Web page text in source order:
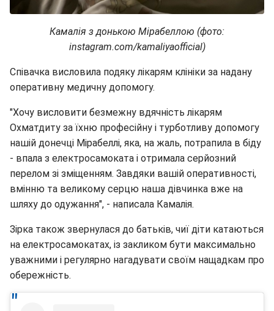
Камалія з донькою Мірабеллою (фото:
instagram.com/kamaliyaofficial)
Співачка висловила подяку лікарям клініки за надану
оперативну медичну допомогу.
"Хочу висловити безмежну вдячність лікарям
Охматдиту за їхню професійну і турботливу допомогу
нашій донечці Мірабеллі, яка, на жаль, потрапила в біду
- впала з електросамоката і отримала серйозний
перелом зі зміщенням. Завдяки вашій оперативності,
вмінню та великому серцю наша дівчинка вже на
шляху до одужання", - написала Камалія.
Зірка також звернулася до батьків, чиї діти катаються
на електросамокатах, із закликом бути максимально
уважними і регулярно нагадувати своїм нащадкам про
обережність.